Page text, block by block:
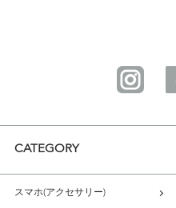
CATEGORY
スマホ(アクセサリー)